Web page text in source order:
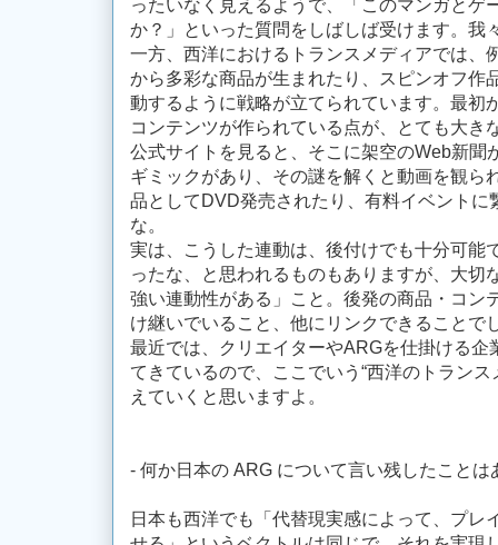
ったいなく見えるようで、「このマンガとゲ
か？」といった質問をしばしば受けます。我
一方、西洋におけるトランスメディアでは、
から多彩な商品が生まれたり、スピンオフ作
動するように戦略が立てられています。最初
コンテンツが作られている点が、とても大き
公式サイトを見ると、そこに架空のWeb新聞
ギミックがあり、その謎を解くと動画を観ら
品としてDVD発売されたり、有料イベントに
な。
実は、こうした連動は、後付けでも十分可能
ったな、と思われるものもありますが、大切
強い連動性がある」こと。後発の商品・コン
け継いでいること、他にリンクできることで
最近では、クリエイターやARGを仕掛ける企
てきているので、ここでいう“西洋のトラン
えていくと思いますよ。
- 何か日本の ARG について言い残したことは
日本も西洋でも「代替現実感によって、プレ